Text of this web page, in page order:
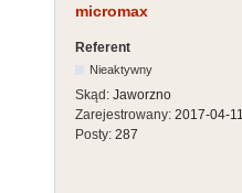
micromax
Referent
Nieaktywny
Skąd: Jaworzno
Zarejestrowany: 2017-04-11
Posty: 287